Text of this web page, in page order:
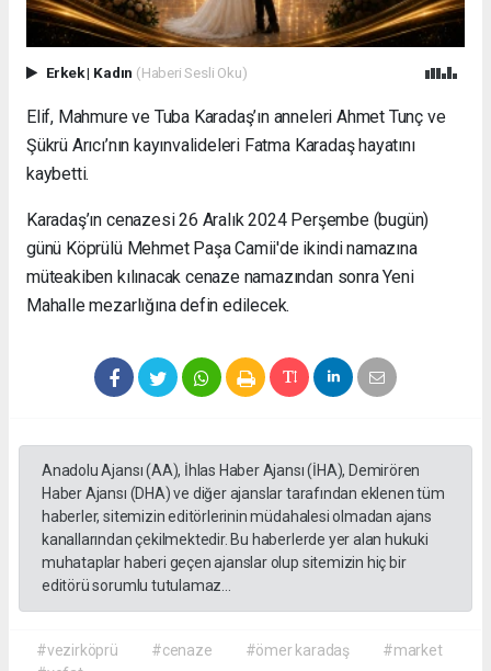
Erkek| Kadın (Haberi Sesli Oku)
Elif, Mahmure ve Tuba Karadaş’ın anneleri Ahmet Tunç ve
Şükrü Arıcı’nın kayınvalideleri Fatma Karadaş hayatını
kaybetti.
Karadaş’ın cenazesi 26 Aralık 2024 Perşembe (bugün)
günü Köprülü Mehmet Paşa Camii'de ikindi namazına
müteakiben kılınacak cenaze namazından sonra Yeni
Mahalle mezarlığına defin edilecek.
Anadolu Ajansı (AA), İhlas Haber Ajansı (İHA), Demirören
Haber Ajansı (DHA) ve diğer ajanslar tarafından eklenen tüm
haberler, sitemizin editörlerinin müdahalesi olmadan ajans
kanallarından çekilmektedir. Bu haberlerde yer alan hukuki
muhataplar haberi geçen ajanslar olup sitemizin hiç bir
editörü sorumlu tutulamaz...
#vezirköprü #cenaze #ömer karadaş
#market